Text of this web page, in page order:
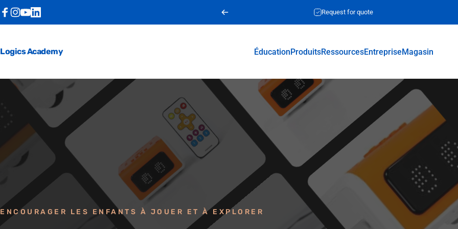
Request for quote
Logics Academy ÉducationProduitsRessourcesEntrepriseMagasin
ENCOURAGER LES ENFANTS À JOUER ET À EXPLORER